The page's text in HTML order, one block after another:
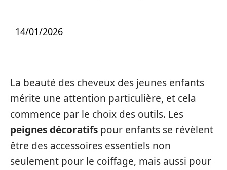
14/01/2026
La beauté des cheveux des jeunes enfants
mérite une attention particulière, et cela
commence par le choix des outils. Les
peignes décoratifs pour enfants se révèlent
être des accessoires essentiels non
seulement pour le coiffage, mais aussi pour